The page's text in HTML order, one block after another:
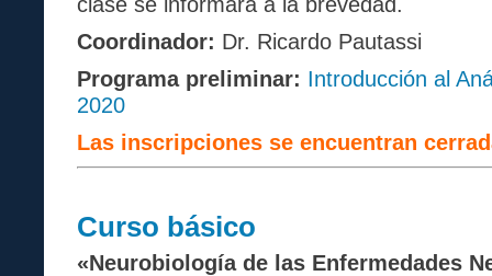
Coordinador: Dr. Ricardo Pautassi
Programa preliminar: Introducción al
2020
Las inscripciones se encuentran
Curso básico
«Neurobiología de las Enfermedades